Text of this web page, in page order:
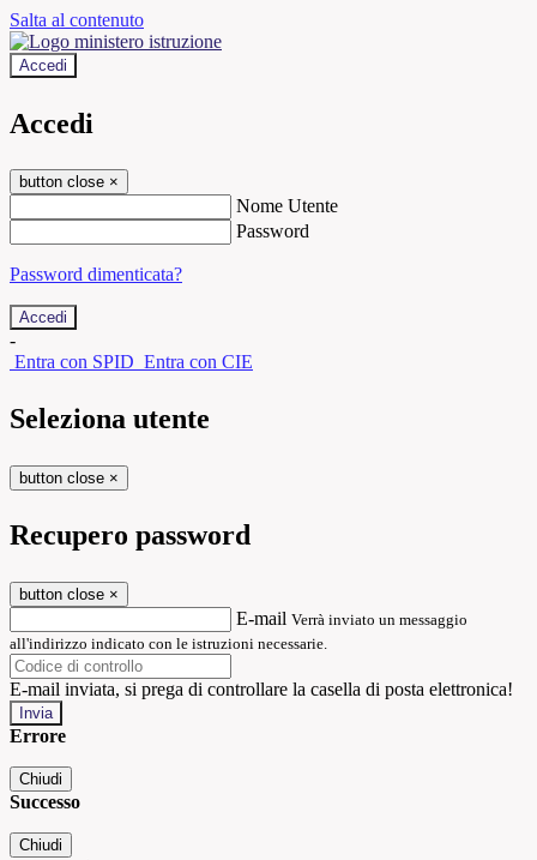
Salta al contenuto
Accedi
Accedi
button close ×
Nome Utente
Password
Password dimenticata?
-
Entra con SPID Entra con CIE
Seleziona utente
button close ×
Recupero password
button close ×
E-mail Verrà inviato un messaggio
all'indirizzo indicato con le istruzioni necessarie.
E-mail inviata, si prega di controllare la casella di posta elettronica!
Errore
Chiudi
Successo
Chiudi